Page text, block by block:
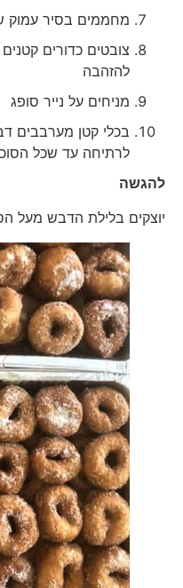
מחממים בסיר עמוק
להזהבה
מניחים על נייר סופג
בכלי קטן מערבבים דבש
לרתיחה עד שכל הסוכר
להגשה
יוצקים בלילת הדבש מעל